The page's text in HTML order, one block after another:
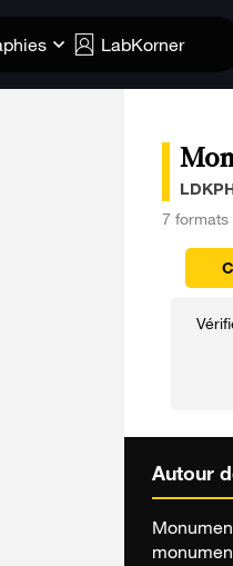
LabKorner
7 formats
Autour